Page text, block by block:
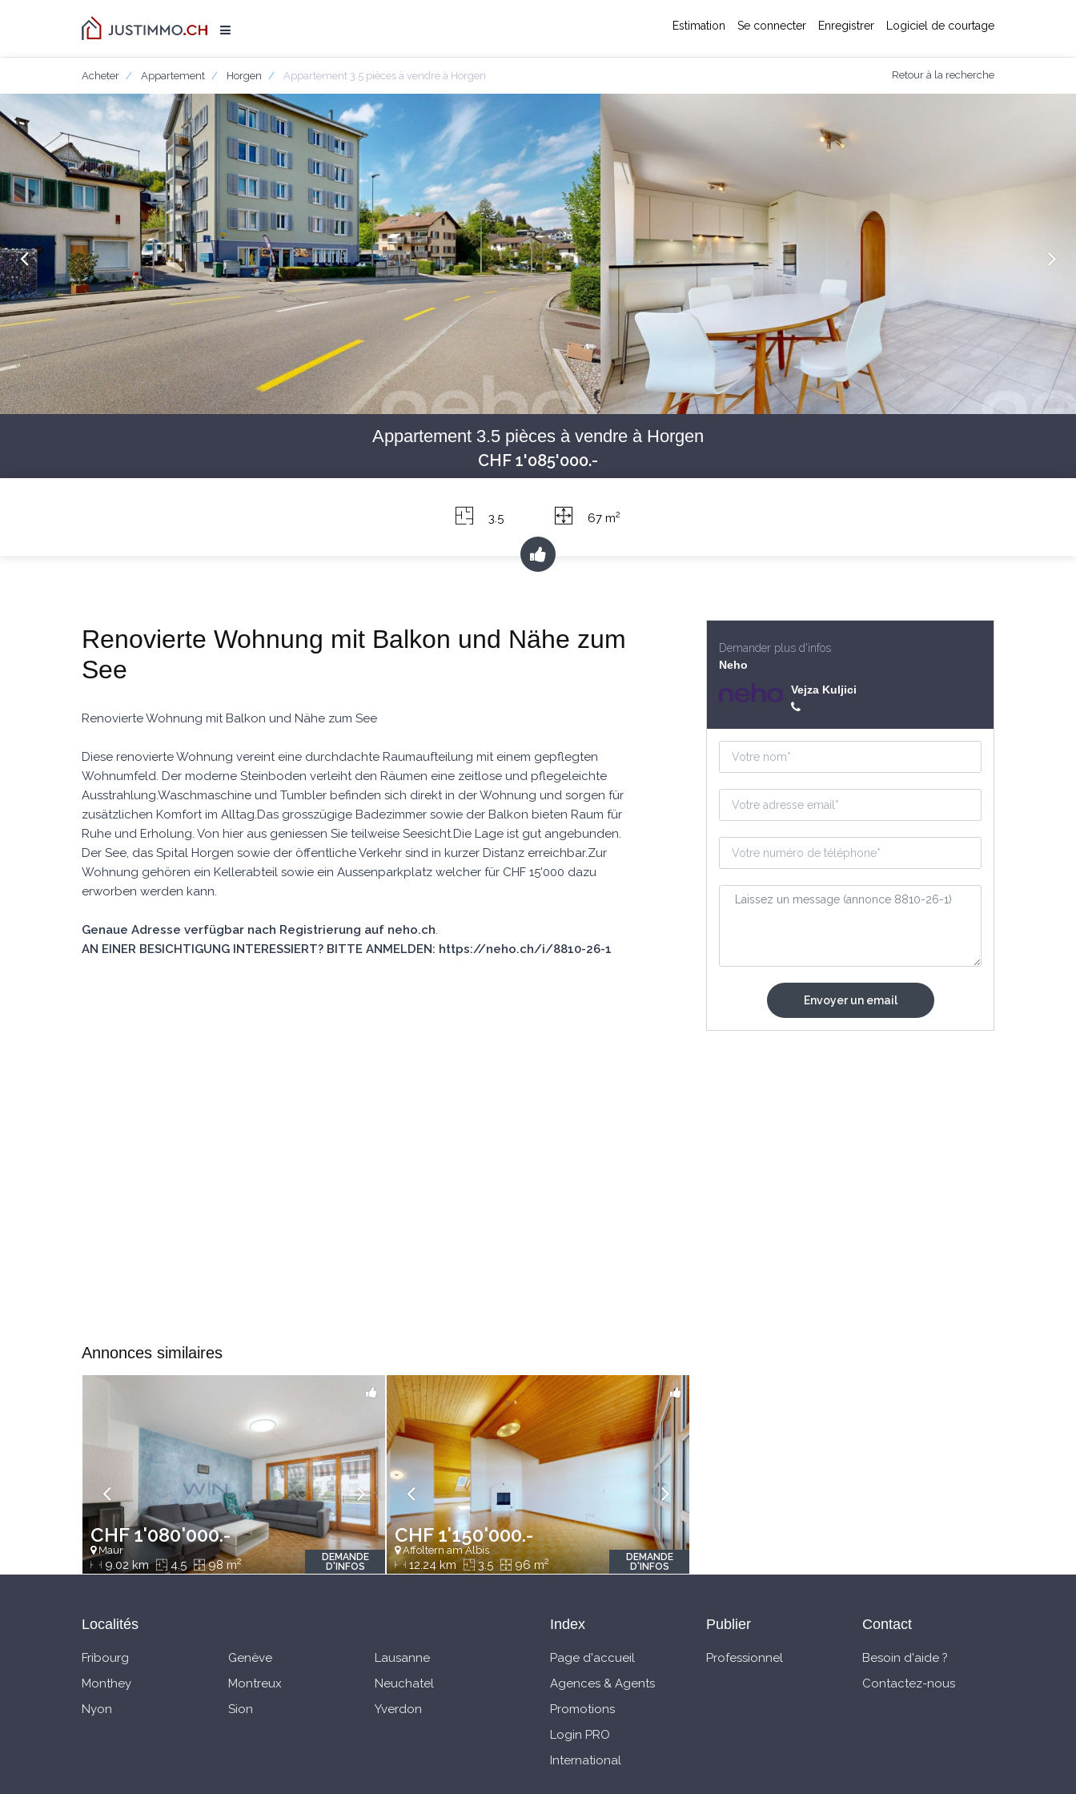
Estimation Se connecter Enregistrer Logiciel de courtage
Acheter Appartement Horgen Appartement 3.5 pièces à vendre à Horgen Retour à la recherche
Appartement 3.5 pièces à vendre à Horgen
CHF 1'085'000.-
3.5 67 m2
Renovierte Wohnung mit Balkon und Nähe zum
See
Renovierte Wohnung mit Balkon und Nähe zum See
Diese renovierte Wohnung vereint eine durchdachte Raumaufteilung mit einem gepflegten
Wohnumfeld. Der moderne Steinboden verleiht den Räumen eine zeitlose und pflegeleichte
Ausstrahlung.Waschmaschine und Tumbler befinden sich direkt in der Wohnung und sorgen für
zusätzlichen Komfort im Alltag.Das grosszügige Badezimmer sowie der Balkon bieten Raum für
Ruhe und Erholung. Von hier aus geniessen Sie teilweise Seesicht.Die Lage ist gut angebunden.
Der See, das Spital Horgen sowie der öffentliche Verkehr sind in kurzer Distanz erreichbar.Zur
Wohnung gehören ein Kellerabteil sowie ein Aussenparkplatz welcher für CHF 15'000 dazu
erworben werden kann.
Genaue Adresse verfügbar nach Registrierung auf neho.ch.
AN EINER BESICHTIGUNG INTERESSIERT? BITTE ANMELDEN: https://neho.ch/i/8810-26-1
Demander plus d'infos
Neho
Vejza Kuljici
Annonces similaires
CHF 1'080'000.-
Maur
9.02 km 4.5 98 m2
DEMANDE
D'INFOS
CHF 1'150'000.-
Affoltern am Albis
12.24 km 3.5 96 m2
DEMANDE
D'INFOS
Localités
Fribourg Genève
Lausanne
Monthey
Montreux
Neuchatel
Nyon
Sion Yverdon
Index
Page d'accueil
Agences & Agents
Promotions
Login PRO
International
Publier
Professionnel
Contact
Besoin d'aide ?
Contactez-nous